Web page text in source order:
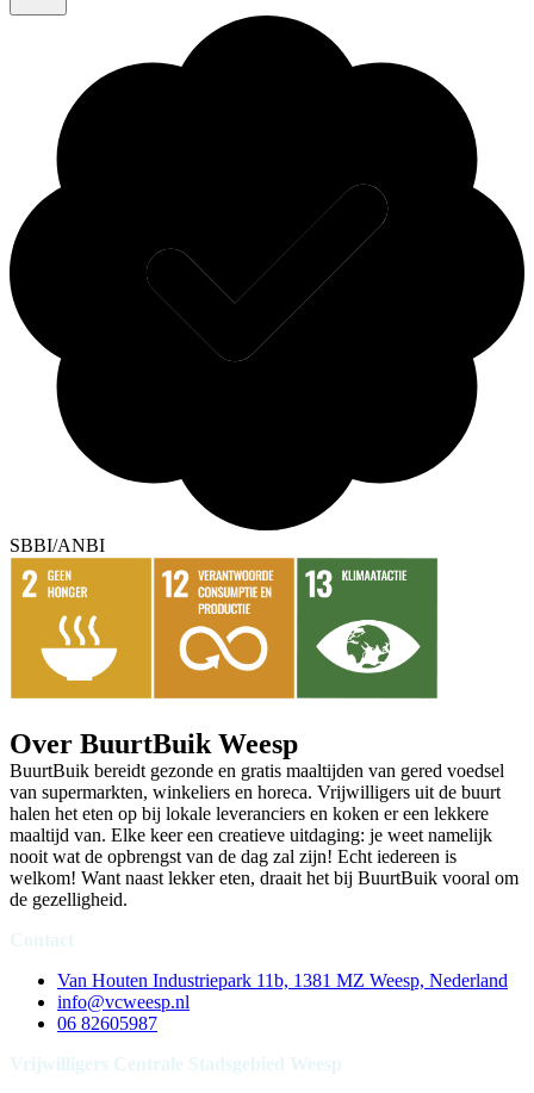
SBBI/ANBI
Over BuurtBuik Weesp
BuurtBuik bereidt gezonde en gratis maaltijden van gered voedsel
van supermarkten, winkeliers en horeca. Vrijwilligers uit de buurt
halen het eten op bij lokale leveranciers en koken er een lekkere
maaltijd van. Elke keer een creatieve uitdaging: je weet namelijk
nooit wat de opbrengst van de dag zal zijn! Echt iedereen is
welkom! Want naast lekker eten, draait het bij BuurtBuik vooral om
de gezelligheid.
Van Houten Industriepark 11b, 1381 MZ Weesp, Nederland
info@vcweesp.nl
06 82605987